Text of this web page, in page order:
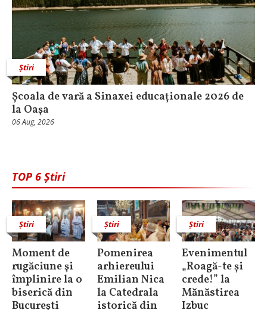
Știri
Școala de vară a Sinaxei educaționale 2026 de
la Oaşa
06 Aug, 2026
TOP 6 Știri
Știri
Moment de
rugăciune şi
împlinire la o
biserică din
Bucureşti
Știri
Pomenirea
arhiereului
Emilian Nica
la Catedrala
istorică din
Știri
Evenimentul
„Roagă-te și
crede!” la
Mănăstirea
Izbuc